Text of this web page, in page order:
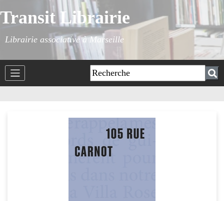
Transit Librairie
Librairie associative à Marseille